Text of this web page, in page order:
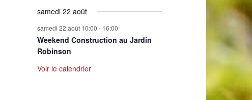
samedi 22 août
samedi 22 août 10:00 - 16:00
Weekend Construction au Jardin
Robinson
Voir le calendrier